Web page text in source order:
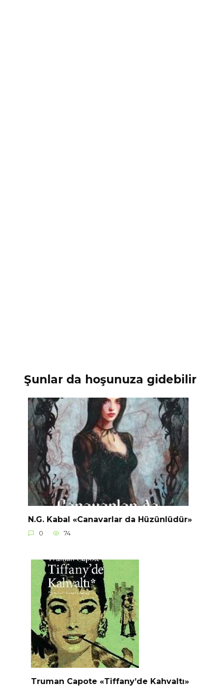
Şunlar da hoşunuza gidebilir
N.G. Kabal «Canavarlar da Hüzünlüdür»
0 74
Truman Capote «Tiffany’de Kahvaltı»